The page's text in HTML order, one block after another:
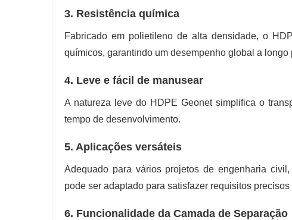
3. Resistência química
Fabricado em polietileno de alta densidade, o
químicos, garantindo um desempenho global a
4. Leve e fácil de manusear
A natureza leve do HDPE Geonet simplifica o
tempo de desenvolvimento.
5. Aplicações versáteis
Adequado para vários projetos de engenharia
pode ser adaptado para satisfazer requisitos
6. Funcionalidade da Camada de Separação